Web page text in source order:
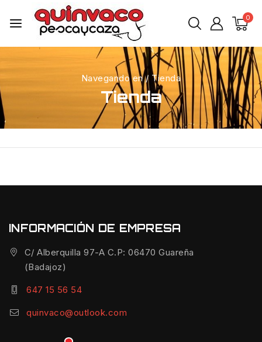
0
Navegando en / Tienda
Tienda
INFORMACIÓN DE EMPRESA
C/ Alberquilla 97-A C.P: 06470 Guareña
(Badajoz)
647 15 56 54
quinvaco@outlook.com